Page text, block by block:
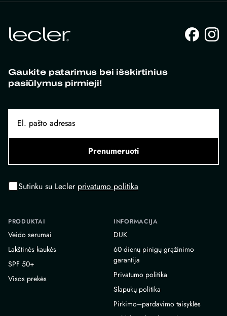
Gaukite patarimus bei išskirtinius
pasiūlymus pirmieji!
Prenumeruoti
Sutinku su Lecler privatumo politika
PRODUKTAI
Veido serumai
Lakštinės kaukės
SPF 50+
Visos prekės
INFORMACIJA
DUK
60 dienų pinigų grąžinimo
garantija
Privatumo politika
Slapukų politika
Pirkimo–pardavimo taisyklės